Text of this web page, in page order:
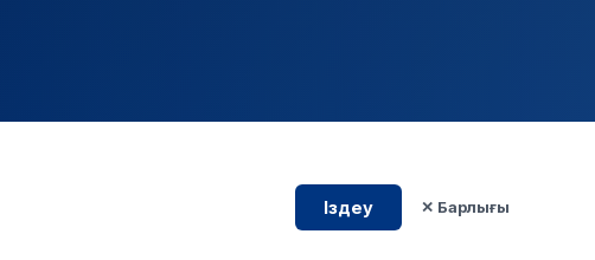
Іздеу ✕ Барлығы